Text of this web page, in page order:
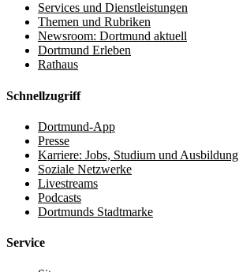
Services und Dienstleistungen
Themen und Rubriken
Newsroom: Dortmund aktuell
Dortmund Erleben
Rathaus
Schnellzugriff
Dortmund-App
Presse
Karriere: Jobs, Studium und Ausbildung
Soziale Netzwerke
Livestreams
Podcasts
Dortmunds Stadtmarke
Service